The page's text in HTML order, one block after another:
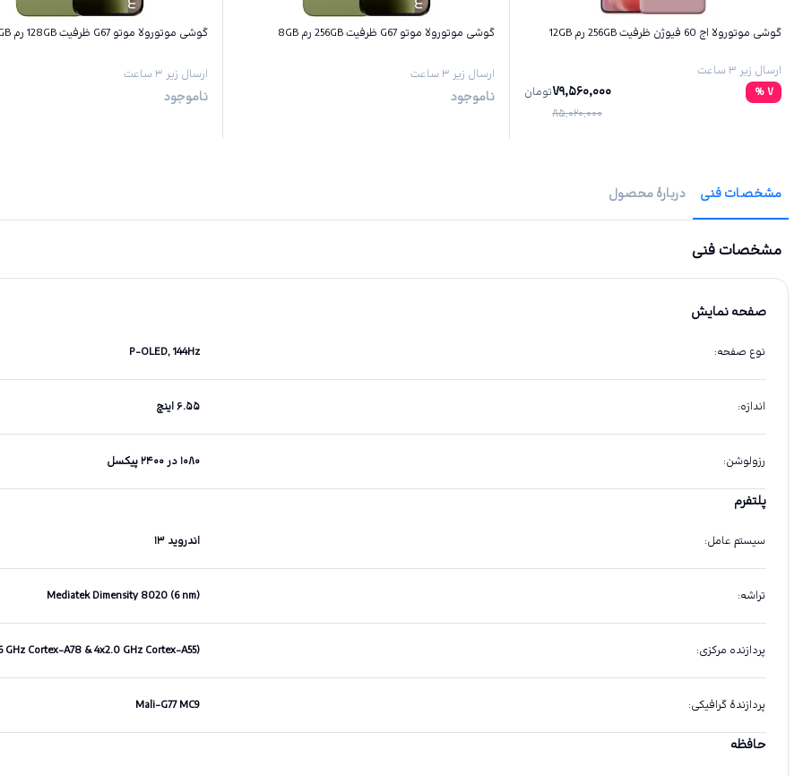
گوشی موتورولا اج 60 فیوژن ظرفیت 256GB رم 12GB
ارسال زیر ۳ ساعت
7
%
79,560,000
85,020,000
تومان
گوشی موتورولا موتو G67 ظرفیت 256GB رم 8GB
ارسال زیر ۳ ساعت
ناموجود
گوشی موتورولا موتو G67 ظرفیت 128GB رم 4GB
ارسال زیر ۳ ساعت
ناموجود
مشخصات فنی دربارهٔ محصول
مشخصات فنی
صفحه نمایش
نوع صفحه:
P-OLED, 144Hz
اندازه: ۶.۵۵ اینچ
رزولوشن: ۱۰۸۰ در ۲۴۰۰ پیکسل
پلتفرم
سیستم عامل: اندروید ۱۳
تراشه:
Mediatek Dimensity 8020 (6 nm)
پردازنده مرکزی:
GHz Cortex-A78 & 4x2.0 GHz Cortex-A55)
پردازندهٔ گرافیکی:
Mali-G77 MC9
حافظه